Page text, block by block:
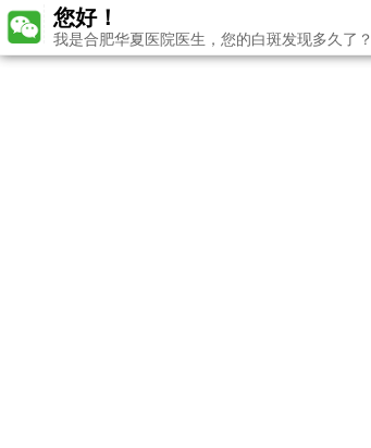
您好！
我是合肥华夏医院医生，您的白斑发现多久了？